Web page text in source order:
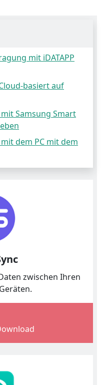
mit iDATAPP
basiert auf
Samsung Smart
dem PC mit dem
zwischen Ihren